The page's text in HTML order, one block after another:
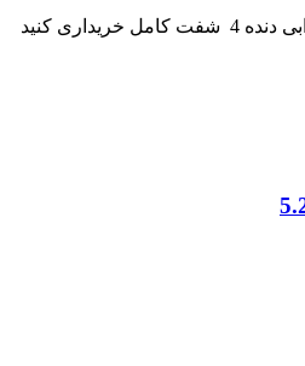
کنید